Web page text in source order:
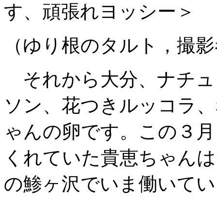
す、頑張れヨッシー＞
（ゆり根のタルト，撮
それから大分、ナチ
ソン、花つきルッコラ
ゃんの卵です。この３
くれていた貴恵ちゃん
の鯵ヶ沢でいま働いて